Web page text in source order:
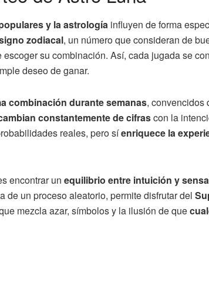
y la astrología influyen de forma
zodiacal, un número que consideran de
su combinación. Así, cada jugada se
deseo de ganar.
combinación durante semanas, convencidos
constantemente de cifrascon la
reales, pero síenriquece la
encontrar un equilibrio entre intuición y
de un proceso aleatorio, permite disfrutar del
mezcla azar, símbolos y la ilusión de que